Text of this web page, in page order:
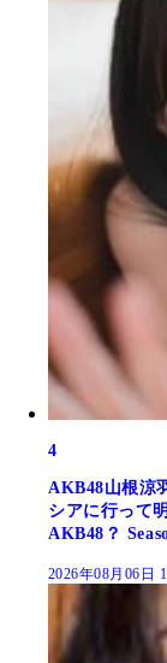
4
AKB48山根涼
シアに行って
AKB48？
2026年08月06日